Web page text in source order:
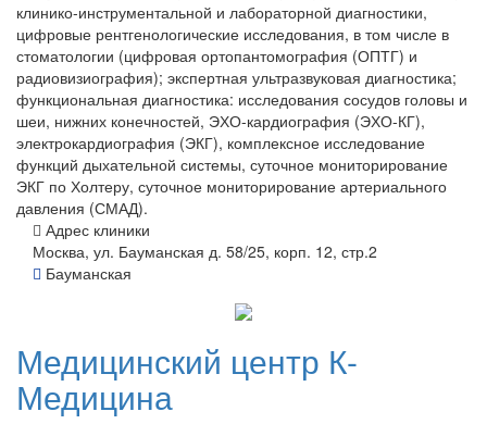
клинико-инструментальной и лабораторной диагностики,
цифровые рентгенологические исследования, в том числе в
стоматологии (цифровая ортопантомография (ОПТГ) и
радиовизиография); экспертная ультразвуковая диагностика;
функциональная диагностика: исследования сосудов головы и
шеи, нижних конечностей, ЭХО-кардиография (ЭХО-КГ),
электрокардиография (ЭКГ), комплексное исследование
функций дыхательной системы, суточное мониторирование
ЭКГ по Холтеру, суточное мониторирование артериального
давления (СМАД).
Адрес клиники
Москва, ул. Бауманская д. 58/25, корп. 12, стр.2
Бауманская
Медицинский центр К-
Медицина